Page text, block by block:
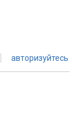
авторизуйтесь